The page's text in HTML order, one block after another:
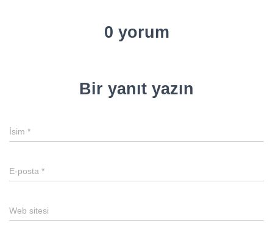
0 yorum
Bir yanıt yazın
İsim *
E-posta *
Web sitesi